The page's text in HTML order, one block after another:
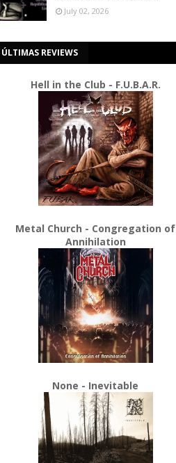
July 02, 2026
ÚLTIMAS REVIEWS
Hell in the Club - F.U.B.A.R.
Metal Church - Congregation of
Annihilation
None - Inevitable